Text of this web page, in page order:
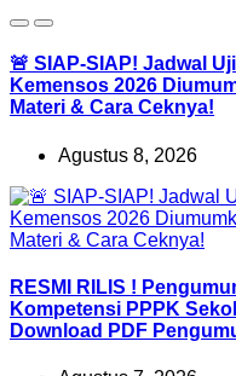
🚨 SIAP-SIAP! Jadwal
Kemensos 2026
Materi & Cara Ceknya!
Agustus 8, 2026
RESMI RILIS !
Kompetensi PPPK
Download PDF